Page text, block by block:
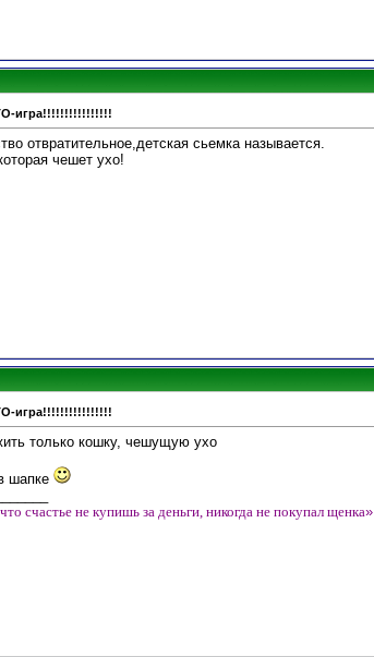
игра!!!!!!!!!!!!!!!!
отвратительное,детская сьемка называется.
чешет ухо!
игра!!!!!!!!!!!!!!!!
только кошку, чешущую ухо
шапке
счастье не купишь за деньги, никогда не покупал щенка»